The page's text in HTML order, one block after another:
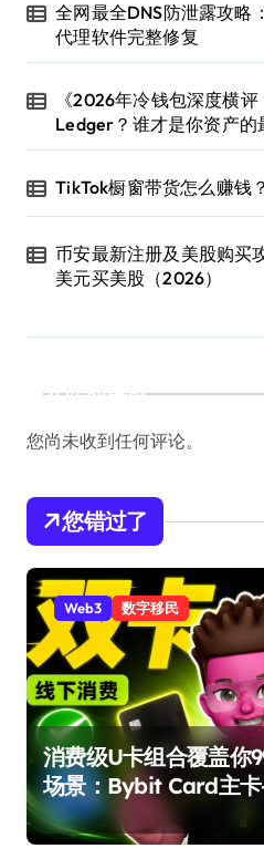
全网最全DNS防泄露攻略
代理软件完整修复
《2026年冷钱包深度横
Ledger？谁才是你资产的
TikTok橱窗带货怎么赚钱
币安最新注册及美股购买
美元买美股（2026）
近期评论
您尚未收到任何评论。
您错过了
Web3 数字移民
消费级U卡组合覆盖你
场景：Bybit Card主
备用卡完整攻略